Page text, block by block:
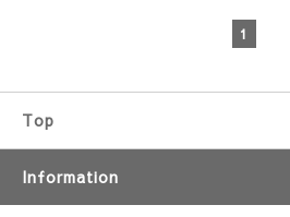
1
Top
Information